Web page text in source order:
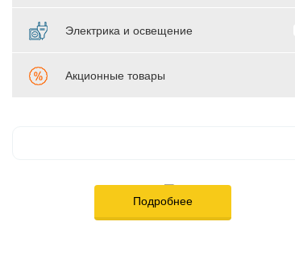
Электрика и освещение
Акционные товары
Подробнее